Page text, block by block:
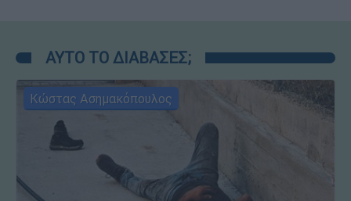
ΑΥΤΟ ΤΟ ΔΙΑΒΑΣΕΣ;
Κώστας Ασημακόπουλος